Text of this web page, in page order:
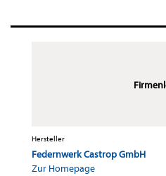
Hersteller
Federnwerk Castrop GmbH
Zur Homepage